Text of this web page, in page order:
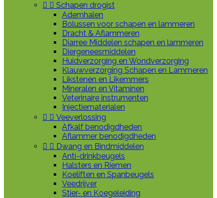
  Schapen drogist
Ademhalen
Bolussen voor schapen en lammeren
Dracht & Aflammeren
Diarree Middelen schapen en lammeren
Diergeneesmiddelen
Huidverzorging en Wondverzorging
Klauwverzorging Schapen en Lammeren
Likstenen en Likemmers
Mineralen en Vitaminen
Veterinaire instrumenten
Injectiematerialen
  Veeverlossing
Afkalf benodigdheden
Aflammer benodigdheden
  Dwang en Bindmiddelen
Anti-drinkbeugels
Halsters en Riemen
Koeliften en Spanbeugels
Veedrijver
Stier- en Koegeleiding